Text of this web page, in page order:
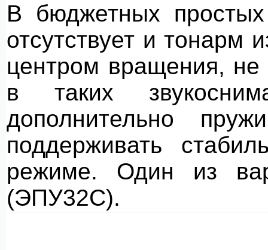
В бюджетных
отсутствует и тонарм
центром вращения,
в таких
дополнительно
поддерживать
режиме. Один из
(ЭПУ32С).